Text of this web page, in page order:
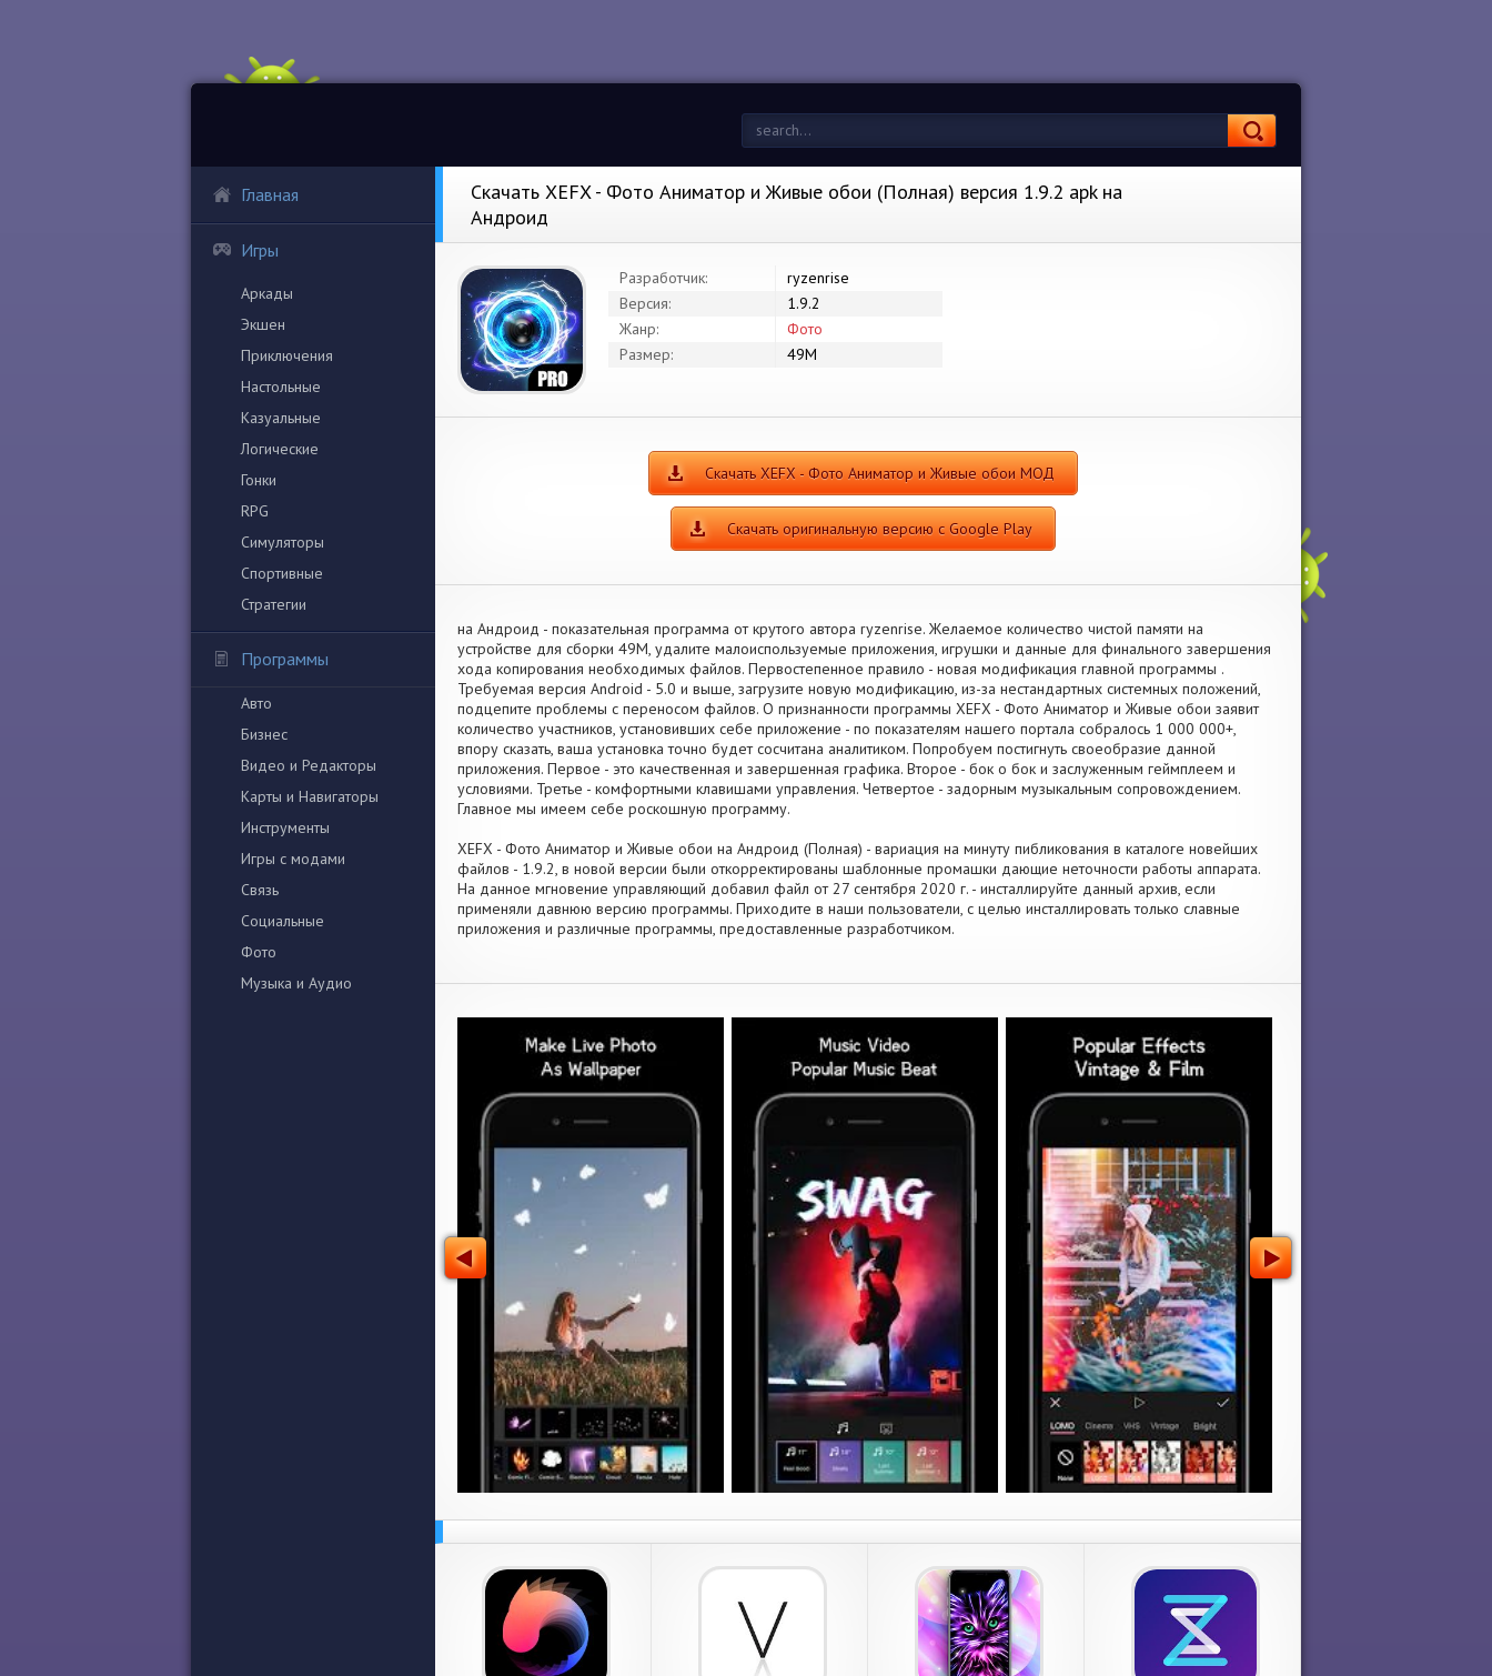
Главная
Игры
Аркады
Экшен
Приключения
Настольные
Казуальные
Логические
Гонки
RPG
Симуляторы
Спортивные
Стратегии
Программы
Авто
Бизнес
Видео и Редакторы
Карты и Навигаторы
Инструменты
Игры с модами
Связь
Социальные
Фото
Музыка и Аудио
Скачать XEFX - Фото Аниматор и Живые обои (Полная) версия 1.9.2 apk на
Андроид
Разработчик:
ryzenrise
Версия:
1.9.2
Жанр:
Фото
Размер:
49M
Скачать XEFX - Фото Аниматор и Живые обои МОД
Скачать оригинальную версию с Google Play
на Андроид - показательная программа от крутого автора ryzenrise. Желаемое количество чистой памяти на
устройстве для сборки 49M, удалите малоиспользуемые приложения, игрушки и данные для финального завершения
хода копирования необходимых файлов. Первостепенное правило - новая модификация главной программы .
Требуемая версия Android - 5.0 и выше, загрузите новую модификацию, из-за нестандартных системных положений,
подцепите проблемы с переносом файлов. О признанности программы XEFX - Фото Аниматор и Живые обои заявит
количество участников, установивших себе приложение - по показателям нашего портала собралось 1 000 000+,
впору сказать, ваша установка точно будет сосчитана аналитиком. Попробуем постигнуть своеобразие данной
приложения. Первое - это качественная и завершенная графика. Второе - бок о бок и заслуженным геймплеем и
условиями. Третье - комфортными клавишами управления. Четвертое - задорным музыкальным сопровождением.
Главное мы имеем себе роскошную программу.
XEFX - Фото Аниматор и Живые обои на Андроид (Полная) - вариация на минуту пибликования в каталоге новейших
файлов - 1.9.2, в новой версии были откорректированы шаблонные промашки дающие неточности работы аппарата.
На данное мгновение управляющий добавил файл от 27 сентября 2020 г. - инсталлируйте данный архив, если
применяли давнюю версию программы. Приходите в наши пользователи, с целью инсталлировать только славные
приложения и различные программы, предоставленные разработчиком.